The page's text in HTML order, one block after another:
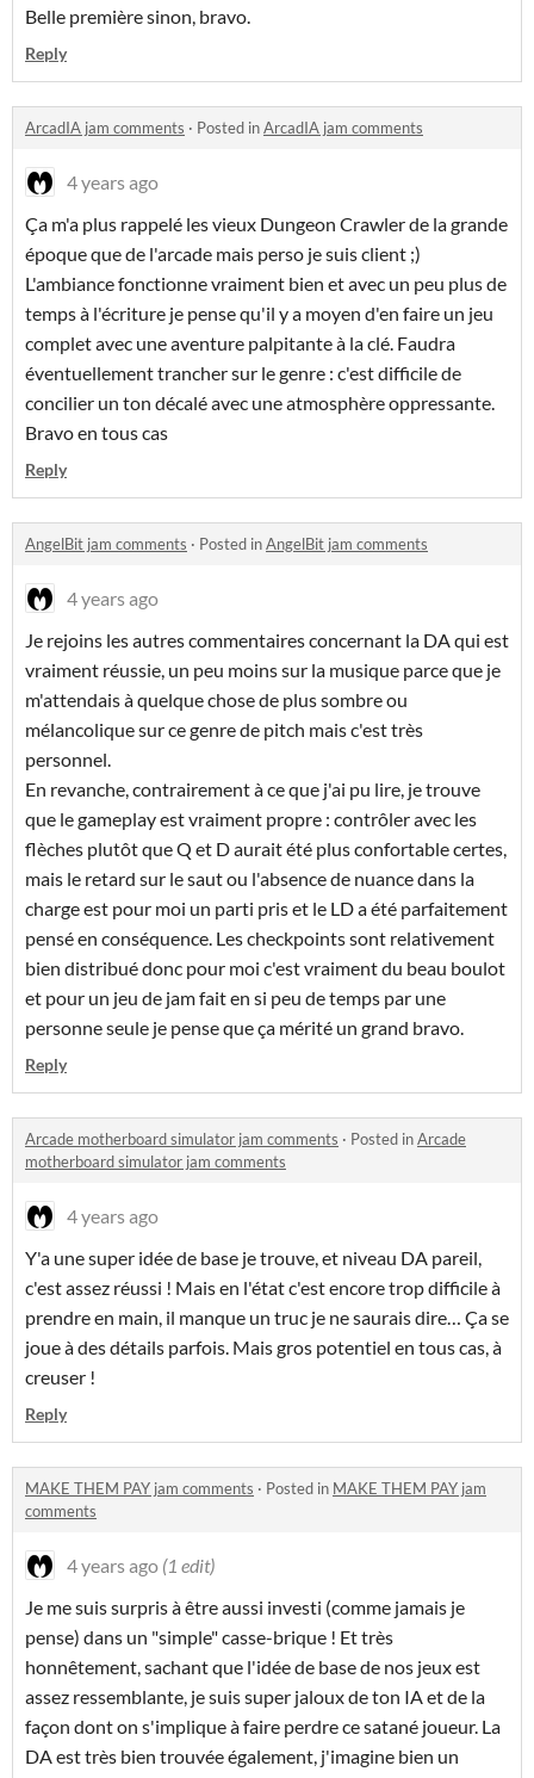
Belle première sinon, bravo.
Reply
ArcadIA jam comments · Posted inArcadIA jam comments
4 years ago
Ça m'a plus rappelé les vieux Dungeon Crawler de la grande
époque que de l'arcade mais perso je suis client ;)
L'ambiance fonctionne vraiment bien et avec un peu plus de
temps à l'écriture je pense qu'il y a moyen d'en faire un jeu
complet avec une aventure palpitante à la clé. Faudra
éventuellement trancher sur le genre : c'est difficile de
concilier un ton décalé avec une atmosphère oppressante.
Bravo en tous cas
Reply
AngelBit jam comments · Posted inAngelBit jam comments
4 years ago
Je rejoins les autres commentaires concernant la DA qui est
vraiment réussie, un peu moins sur la musique parce que je
m'attendais à quelque chose de plus sombre ou
mélancolique sur ce genre de pitch mais c'est très
personnel.
En revanche, contrairement à ce que j'ai pu lire, je trouve
que le gameplay est vraiment propre : contrôler avec les
flèches plutôt que Q et D aurait été plus confortable certes,
mais le retard sur le saut ou l'absence de nuance dans la
charge est pour moi un parti pris et le LD a été parfaitement
pensé en conséquence. Les checkpoints sont relativement
bien distribué donc pour moi c'est vraiment du beau boulot
et pour un jeu de jam fait en si peu de temps par une
personne seule je pense que ça mérité un grand bravo.
Reply
Arcade motherboard simulator jam comments · Posted inArcade
motherboard simulator jam comments
4 years ago
Y'a une super idée de base je trouve, et niveau DA pareil,
c'est assez réussi ! Mais en l'état c'est encore trop difficile à
prendre en main, il manque un truc je ne saurais dire… Ça se
joue à des détails parfois. Mais gros potentiel en tous cas, à
creuser !
Reply
MAKE THEM PAY jam comments · Posted in MAKE THEM PAY jam
comments
4 years ago (1 edit)
Je me suis surpris à être aussi investi (comme jamais je
pense) dans un "simple" casse-brique ! Et très
honnêtement, sachant que l'idée de base de nos jeux est
assez ressemblante, je suis super jaloux de ton IA et de la
façon dont on s'implique à faire perdre ce satané joueur. La
DA est très bien trouvée également, j'imagine bien un